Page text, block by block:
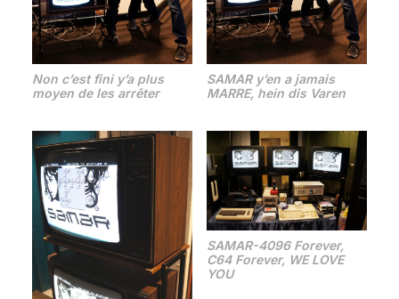
Non c’est fini y’a plus
moyen de les arrêter
SAMAR y’en a jamais
MARRE, hein dis Varen
SAMAR-4096 Forever,
C64 Forever, WE LOVE
YOU